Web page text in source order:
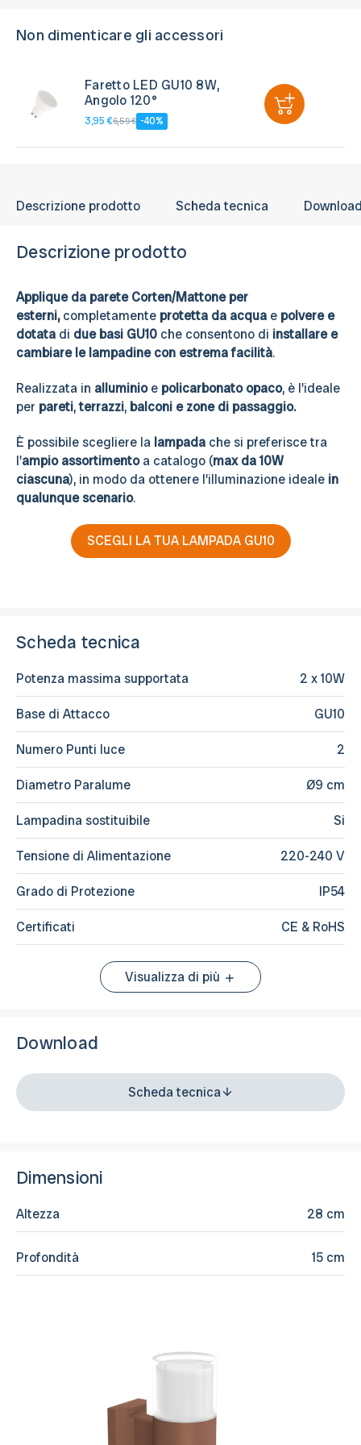
Non dimenticare gli accessori
Faretto LED GU10 8W,
Angolo 120°
3,95 €6,59 € -40%
Descrizione prodotto Scheda tecnica
Scheda tecnica
Potenza massima supportata 2 x 10W
Base di Attacco GU10
Numero Punti luce 2
Diametro Paralume Ø9 cm
Lampadina sostituibile Si
Tensione di Alimentazione 220-240 V
Grado di Protezione IP54
Certificati CE & RoHS
Visualizza di più
Download
Scheda tecnica
Dimensioni
Altezza 28 cm
Profondità 15 cm
Descrizione prodotto
Applique da parete Corten/Mattone per
esterni,completamente protetta da acqua e polvere e
dotata di due basi GU10 che consentono di installare e
cambiare le lampadine con estrema facilità.
Realizzata in alluminioe policarbonato opaco, è l'ideale
per pareti,terrazzi, balconi e zone di passaggio.
È possibile scegliere la lampada che si preferisce tra
l'ampio assortimentoa catalogo (max da 10W
ciascuna), in modo da ottenere l'illuminazione ideale in
qualunque scenario.
SCEGLI LA TUA LAMPADA GU10